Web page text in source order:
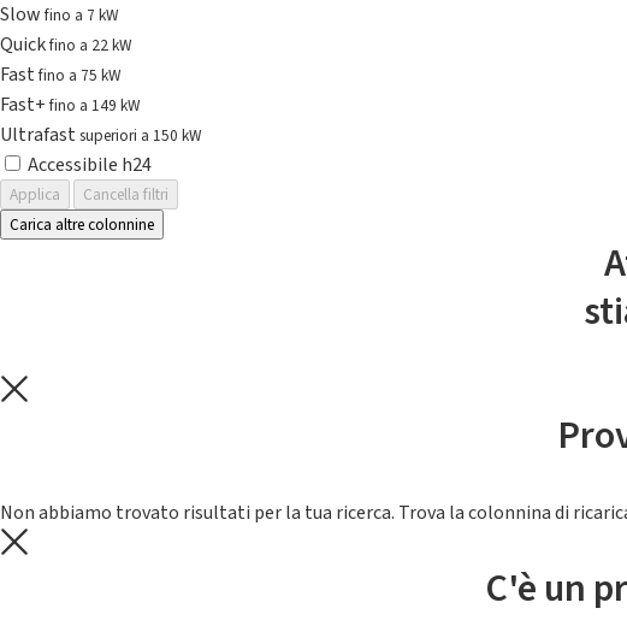
Slowfino a 7 kW
Quickfino a 22 kW
Fastfino a 75 kW
Fast+fino a 149 kW
Ultrafast superiori a 150 kW
Accessibile h24
Applica
Cancella filtri
Carica altre colonnine
Non abbiamo trovato risultati per la tua ricerca. Trova la colonnina di
C'è un